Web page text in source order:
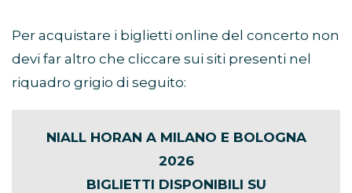
Per acquistare i biglietti online del concerto non
devi far altro che cliccare sui siti presenti nel
riquadro grigio di seguito:
NIALL HORAN A MILANO E BOLOGNA
2026
BIGLIETTI DISPONIBILI SU